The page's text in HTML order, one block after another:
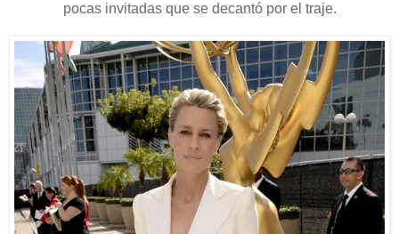
pocas invitadas que se decantó por el traje.